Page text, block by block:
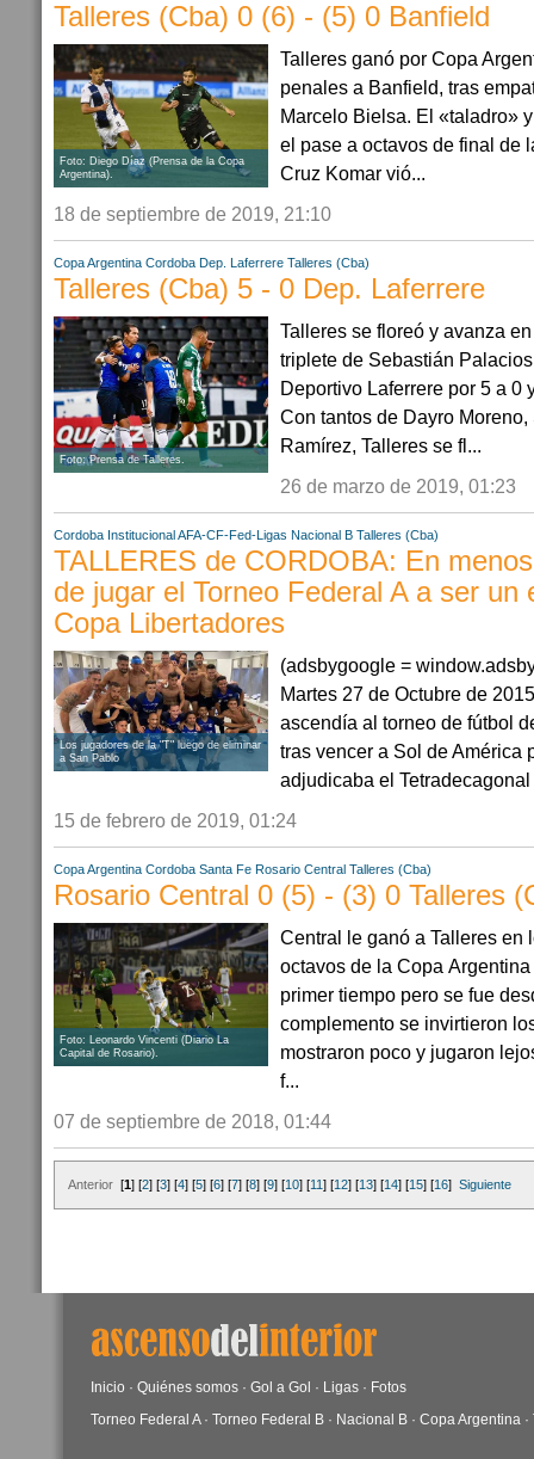
Talleres (Cba) 0 (6) - (5) 0 Banfield
Foto: Diego Díaz (Prensa de la Copa
Argentina).
Talleres ganó por Copa
penales a Banfield, tras
Marcelo Bielsa. El «taladro»
el pase a octavos de final de
Cruz Komar vió...
18 de septiembre de 2019, 21:10
Copa Argentina Cordoba Dep. Laferrere Talleres (Cba)
Talleres (Cba) 5 - 0 Dep. Laferrere
Foto: Prensa de Talleres.
Talleres se floreó y avanza
triplete de Sebastián
Deportivo Laferrere por 5 a 0
Con tantos de Dayro
Ramírez, Talleres se fl...
26 de marzo de 2019, 01:23
Cordoba Institucional AFA-CF-Fed-Ligas Nacional B Talleres (Cba)
TALLERES de CORDOBA: En
de jugar el Torneo Federal A a ser un
Copa Libertadores
Los jugadores de la "T" luego de eliminar
a San Pablo
(adsbygoogle =
Martes 27 de Octubre de
ascendía al torneo de fútbol
tras vencer a Sol de América
adjudicaba el
15 de febrero de 2019, 01:24
Copa Argentina Cordoba Santa Fe Rosario Central Talleres (Cba)
Rosario Central 0 (5) - (3) 0 Talleres
Foto: Leonardo Vincenti (Diario La
Capital de Rosario).
Central le ganó a Talleres en
octavos de la Copa
primer tiempo pero se fue
complemento se invirtieron
mostraron poco y jugaron
f...
07 de septiembre de 2018, 01:44
Anterior [1] [2] [3] [4] [5] [6] [7] [8] [9] [10] [11] [12] [13] [14] [15] [16] Siguiente
Inicio · Quiénes somos · Gol a Gol · Ligas · Fotos
Torneo Federal A· Torneo Federal B · Nacional B · Copa Argentina ·